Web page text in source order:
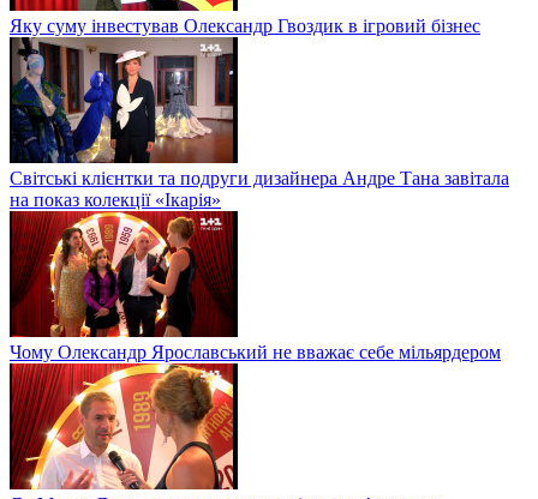
Яку суму інвестував Олександр Гвоздик в ігровий бізнес
Світські клієнтки та подруги дизайнера Андре Тана завітала
на показ колекції «Ікарія»
Чому Олександр Ярославський не вважає себе мільярдером